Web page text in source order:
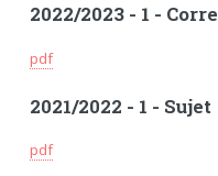
2022/2023 - 1 -
pdf
2021/2022 - 1 - Sujet
pdf